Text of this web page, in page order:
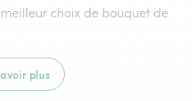
choix de bouquet de
plus